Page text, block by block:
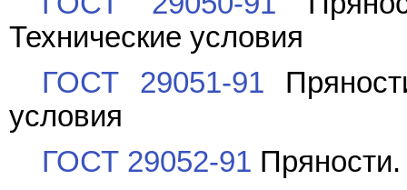
Технические условия
ГОСТ 29051-91
условия
ГОСТ 29052-91